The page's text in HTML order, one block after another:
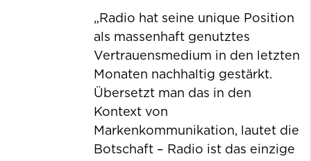
„Radio hat seine unique Position
als massenhaft genutztes
Vertrauensmedium in den letzten
Monaten nachhaltig gestärkt.
Übersetzt man das in den
Kontext von
Markenkommunikation, lautet die
Botschaft – Radio ist das einzige